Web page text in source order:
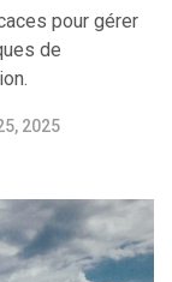
pour gérer
de
2025